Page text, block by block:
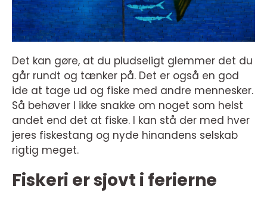
Det kan gøre, at du pludseligt glemmer det du
går rundt og tænker på. Det er også en god
ide at tage ud og fiske med andre mennesker.
Så behøver I ikke snakke om noget som helst
andet end det at fiske. I kan stå der med hver
jeres fiskestang og nyde hinandens selskab
rigtig meget.
Fiskeri er sjovt i ferierne